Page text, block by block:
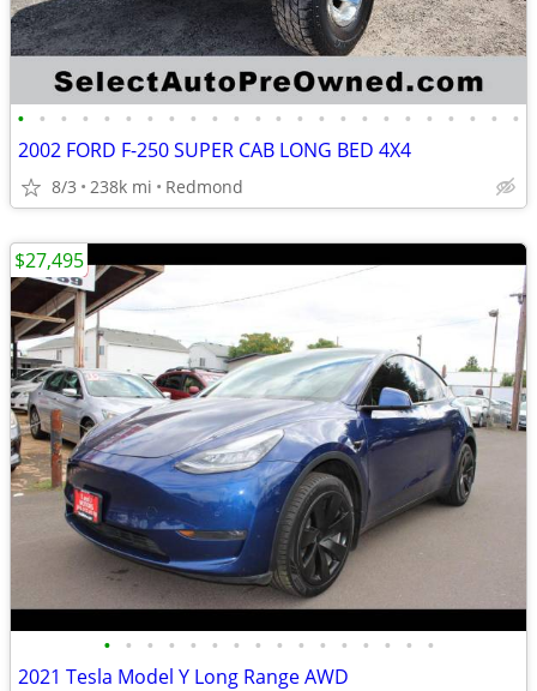
• • • • • • • • • • • • • • • • • • • • • • • •
2002 FORD F-250 SUPER CAB LONG BED 4X4
8/3 238k mi Redmond
• • • • • • • • • • • • • • • •
2021 Tesla Model Y Long Range AWD
$27,495